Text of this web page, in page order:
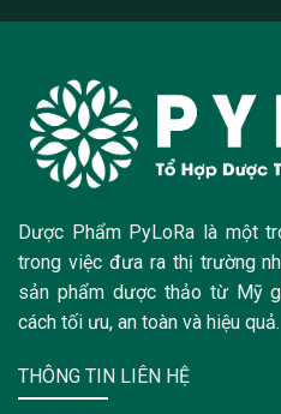
Dược Phẩm PyLoRa là một
trong việc đưa ra thị trường
sản phẩm dược thảo từ Mỹ
cách tối ưu, an toàn và hiệu quả.
THÔNG TIN LIÊN HỆ